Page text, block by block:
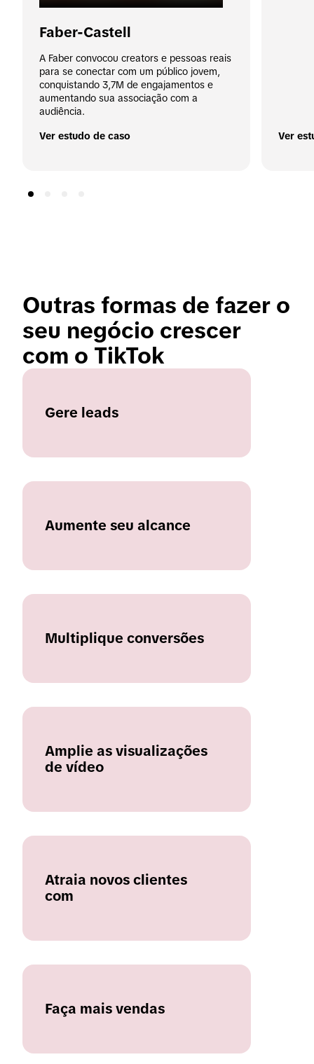
Faber-Castell
A Faber convocou creators e pessoas reais
para se conectar com um público jovem,
conquistando 3,7M de engajamentos e
aumentando sua associação com a
audiência.
Ver estudo de caso Ver
Outras formas de fazer o
seu negócio crescer
com o TikTok
Gere leads
Aumente seu alcance
Multiplique conversões
Amplie as visualizações
de vídeo
Atraia novos clientes
com
Faça mais vendas